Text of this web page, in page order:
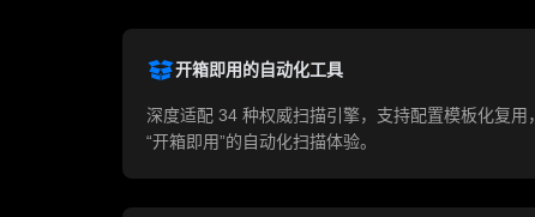
联系邮箱
wangzhaoning@chandao.com
开箱即⽤的自动化工具
深度适配 34 种权威扫描引擎，支持配置模板化复
“开箱即用”的自动化扫描体验。